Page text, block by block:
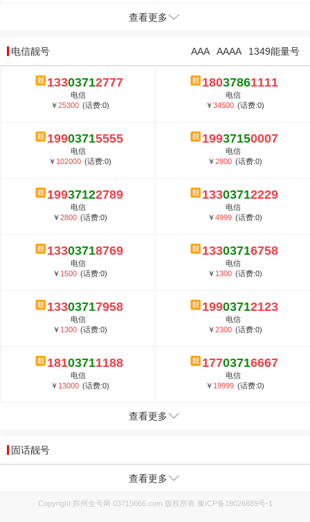
查看更多
电信靓号 1349能量号
AAAA
AAA
13303712777
电信
￥25300 (话费:0)
18037861111
电信
￥34500 (话费:0)
19903715555
电信
￥ 102000 (话费:0)
19937150007
电信
￥2800 (话费:0)
19937122789
电信
￥2800 (话费:0)
13303712229
电信
￥4999 (话费:0)
13303718769
电信
￥ 1500 (话费:0)
13303716758
电信
￥ 1300 (话费:0)
13303717958
电信
￥ 1300 (话费:0)
19903712123
电信
￥2300 (话费:0)
18103711188
电信
￥ 13000 (话费:0)
17703716667
电信
￥ 19999 (话费:0)
查看更多
固话靓号
查看更多
Copyright 郑州全号网 03715666.com 版权所有 豫ICP备19026889号-1